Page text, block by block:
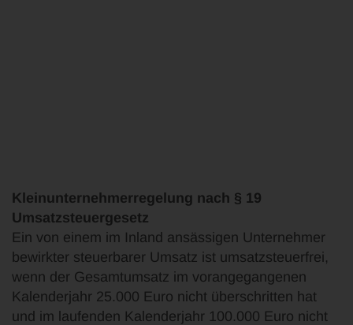
Kleinunternehmerregelung nach § 19
Umsatzsteuergesetz
Ein von einem im Inland ansässigen Unternehmer
bewirkter steuerbarer Umsatz ist umsatzsteuerfrei,
wenn der Gesamtumsatz im vorangegangenen
Kalenderjahr 25.000 Euro nicht überschritten hat
und im laufenden Kalenderjahr 100.000 Euro nicht